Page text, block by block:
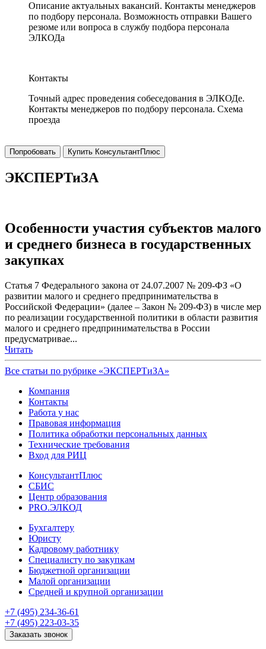
Описание актуальных вакансий. Контакты менеджеров
по подбору персонала. Возможность отправки Вашего
резюме или вопроса в службу подбора персонала
ЭЛКОДа
Контакты
Точный адрес проведения собеседования в ЭЛКОДе.
Контакты менеджеров по подбору персонала. Схема
проезда
Попробовать Купить КонсультантПлюс
ЭКСПЕРТиЗА
Особенности участия субъектов малого
и среднего бизнеса в государственных
закупках
Статья 7 Федерального закона от 24.07.2007 № 209-ФЗ «О
развитии малого и среднего предпринимательства в
Российской Федерации» (далее – Закон № 209-ФЗ) в числе мер
по реализации государственной политики в области развития
малого и среднего предпринимательства в России
предусматривае...
Читать
Все статьи по рубрике «ЭКСПЕРТиЗА»
Компания
Контакты
Работа у нас
Правовая информация
Политика обработки персональных данных
Технические требования
Вход для РИЦ
КонсультантПлюс
СБИС
Центр образования
PRO.ЭЛКОД
Бухгалтеру
Юристу
Кадровому работнику
Специалисту по закупкам
Бюджетной организации
Малой организации
Средней и крупной организации
+7 (495) 234-36-61
+7 (495) 223-03-35
Заказать звонок